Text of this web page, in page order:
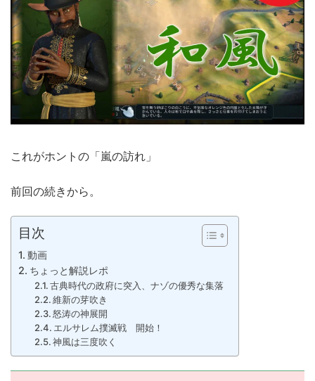
これがホントの「嵐の訪れ」
前回の続きから。
目次
動画
ちょっと解説レポ
古典時代の政府に突入、ナゾの優秀な集落
維新の芽吹き
怒涛の神展開
エルサレム撲滅戦 開始！
神風は三度吹く